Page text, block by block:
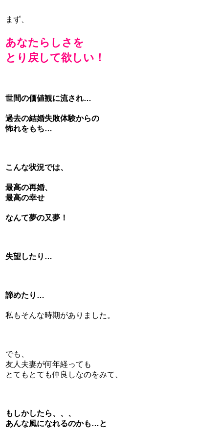
まず、
あなたらしさを
とり戻して欲しい！
世間の価値観に流され…
過去の結婚失敗体験からの
怖れをもち…
こんな状況では、
最高の再婚、
最高の幸せ
なんて夢の又夢！
失望したり…
諦めたり…
私もそんな時期がありました。
でも、
友人夫妻が何年経っても
とてもとても仲良しなのをみて、
もしかしたら、、、
あんな風になれるのかも…と